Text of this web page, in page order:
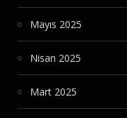
Mayıs 2025
Nisan 2025
Mart 2025